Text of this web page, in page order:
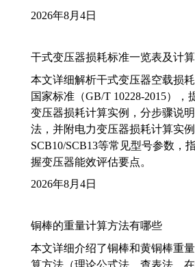
2026年8月4日
干式变压器损耗标准一览表及计
本文详细解析干式变压器空载损
国家标准（GB/T 10228-2015），
变压器损耗计算实例，分步骤说
法，并附电力变压器损耗计算实
SCB10/SCB13等常见型号参数，
握变压器能效评估要点。
2026年8月4日
铜棒的重量计算方法有哪些
本文详细介绍了铜棒和黄铜棒重
算方法（理论公式法、查表法、在